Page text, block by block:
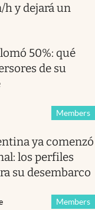
h y dejará un
50%: qué
de su
Members
ya comenzó
los perfiles
su desembarco
Members